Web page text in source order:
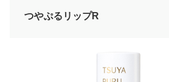
つやぷるリップR